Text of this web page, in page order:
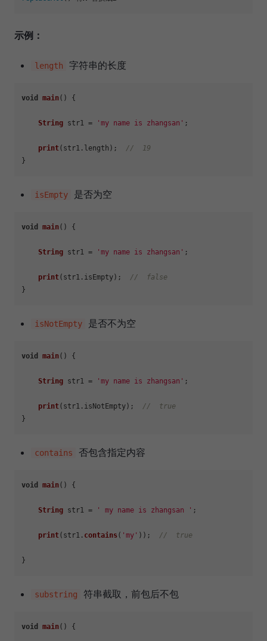
示例：
length 字符串的长度
void main( ) {
String str1 = 'my name is zhangsan' ;
print(str1. length ); //  19
isEmpty 是否为空
void main( ) {
String str1 = 'my name is zhangsan' ;
print(str1. isEmpty ); //  false
isNotEmpty 是否不为空
void main( ) {
String str1 = 'my name is zhangsan' ;
print(str1. isNotEmpty ); //  true
contains 否包含指定内容
void main( ) {
String str1 = ' my name is zhangsan ' ;
print(str1. contains ( 'my' )); //  true
substring 符串截取，前包后不包
void main( ) {